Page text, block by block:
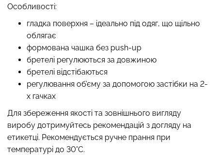
Особливості:
гладка поверхня – ідеально під одяг, що щільно
облягає
формована чашка без push-up
бретелі регулюються за довжиною
бретелі відстібаються
регулювання об’єму за допомогою застібки на 2-
х гачках
Для збереження якості та зовнішнього вигляду
виробу дотримуйтесь рекомендацій з догляду на
етикетці. Рекомендується ручне прання при
температурі до 30°C.
Велосипедки з пуш-ап
ефектом безшовні
TRACKS SHAPE black
(чорний) Giulia
454 грн.649 грн.
Топ на бретелях в рубчик
CAMI TOP RIB black